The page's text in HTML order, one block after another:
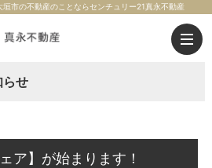
市の不動産のことならセンチュリー21真永不動産
らせ
ア】が始まります！